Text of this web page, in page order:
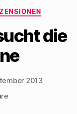
die
2013
zu